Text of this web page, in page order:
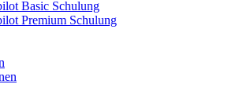
Basic Schulung
Premium Schulung